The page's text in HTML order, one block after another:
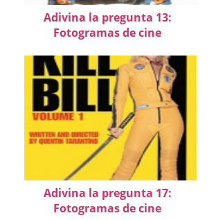
Adivina la pregunta 13:
Fotogramas de cine
Adivina la pregunta 17:
Fotogramas de cine